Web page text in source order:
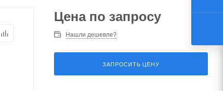
Цена по запросу
Нашли дешевле?
ЗАПРОСИТЬ ЦЕНУ